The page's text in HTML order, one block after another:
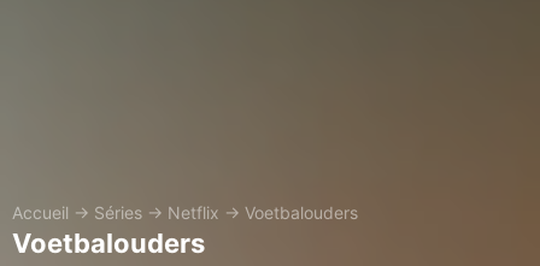
Accueil → Séries → Netflix → Voetbalouders
Voetbalouders